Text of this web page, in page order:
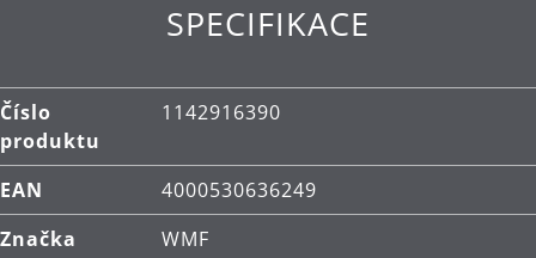
oceli pro třikrát tvrdší povrch příborů. Se
opotřebení.
Čištění: lze mýt v myčce.
SPECIFIKACE
Číslo
produktu
1142916390
EAN
4000530636249
Značka
WMF